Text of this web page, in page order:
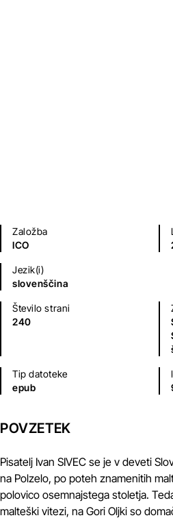
Založba
ICO
Jezik(i)
slovenščina
Število strani
240
Tip datoteke
epub
POVZETEK
Pisatelj Ivan SIVEC se je v deveti
na Polzelo, po poteh znamenitih
polovico osemnajstega stoletja.
malteški vitezi, na Gori Oljki so